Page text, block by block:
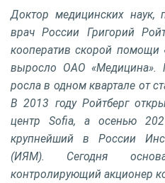
Доктор медицинских наук,
врач России Григорий
кооператив скорой помощи
выросло ОАО «Медицина».
росла в одном квартале от
В 2013 году Ройтберг
центр Sofia, а осенью
крупнейший в России
(ИЯМ). Сегодня
контролирующий акционер